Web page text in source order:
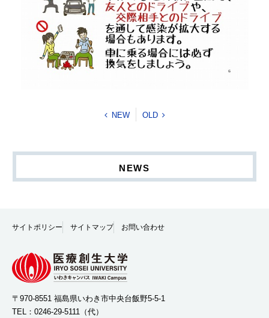
NEW OLD
NEWS
サイトポリシー サイトマップ お問い合わせ
〒970-8551 福島県いわき市中央台飯野5-5-1
TEL： 0246-29-5111 （代）